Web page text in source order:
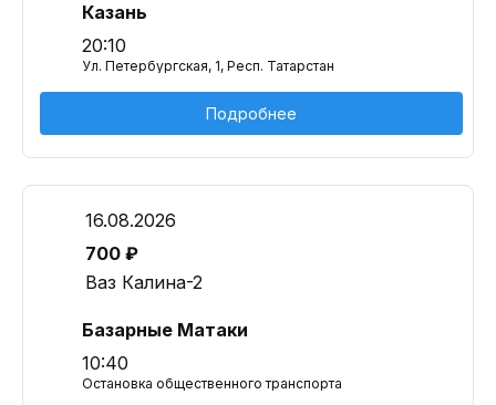
Казань
20:10
Ул. Петербургская, 1, Респ. Татарстан
Подробнее
16.08.2026
700 ₽
Ваз Калина-2
Базарные Матаки
10:40
Остановка общественного транспорта